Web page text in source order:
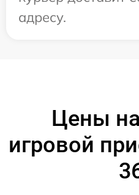
адресу.
Цены
игровой